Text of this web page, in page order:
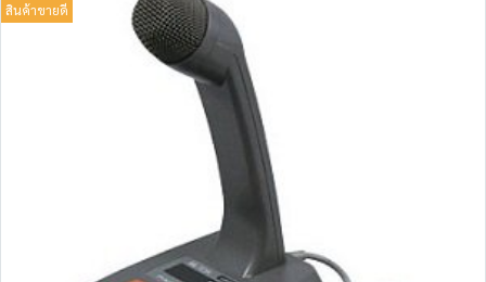
สินค้าขายดี